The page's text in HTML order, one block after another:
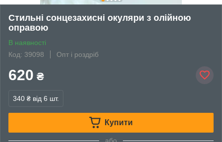
Стильні сонцезахисні окуляри з олійною
оправою
В наявності
Код: 39098
Опт і роздріб
620 ₴
340 ₴ від 6 шт.
Купити
або